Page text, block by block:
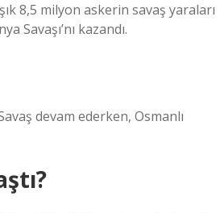
8,5 milyon askerin savaş yaraları
Savaşı’nı kazandı.
devam ederken, Osmanlı